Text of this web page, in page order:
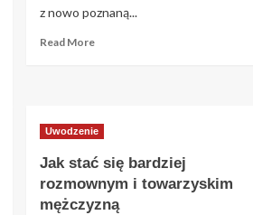
z nowo poznaną...
Read MoreRead
rozmawiać
z
nowo
poznaną
dziewczyną?
Uwodzenie
Jak stać się bardziej
rozmownym i towarzyskim
mężczyzną